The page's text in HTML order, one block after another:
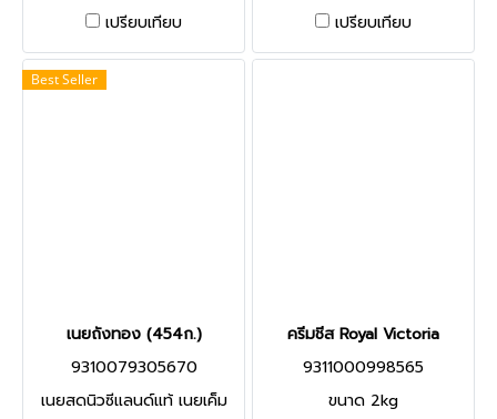
เปรียบเทียบ
เปรียบเทียบ
Best Seller
เนยถังทอง (454ก.)
9310079305670
เนยสดนิวซีแลนด์แท้ เนยเค็ม
ครีมชีส Royal Victoria
9311000998565
ขนาด 2kg